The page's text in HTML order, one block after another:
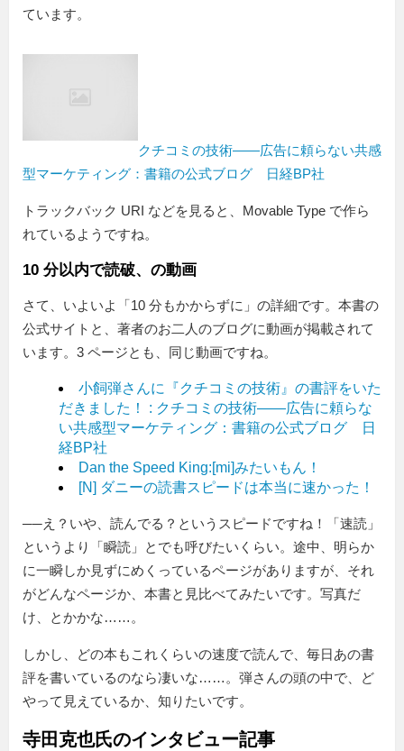
ています。
クチコミの技術――広告に頼らない共感
型マーケティング：書籍の公式ブログ 日経BP社
トラックバック URI などを見ると、Movable Type で作ら
れているようですね。
10 分以内で読破、の動画
さて、いよいよ「10 分もかからずに」の詳細です。本書の
公式サイトと、著者のお二人のブログに動画が掲載されて
います。3 ページとも、同じ動画ですね。
小飼弾さんに『クチコミの技術』の書評をいた
だきました！ : クチコミの技術――広告に頼らな
い共感型マーケティング：書籍の公式ブログ 日
経BP社
Dan the Speed King:[mi]みたいもん！
[N] ダニーの読書スピードは本当に速かった！
──え？いや、読んでる？というスピードですね！「速読」
というより「瞬読」とでも呼びたいくらい。途中、明らか
に一瞬しか見ずにめくっているページがありますが、それ
がどんなページか、本書と見比べてみたいです。写真だ
け、とかかな……。
しかし、どの本もこれくらいの速度で読んで、毎日あの書
評を書いているのなら凄いな……。弾さんの頭の中で、ど
やって見えているか、知りたいです。
寺田克也氏のインタビュー記事